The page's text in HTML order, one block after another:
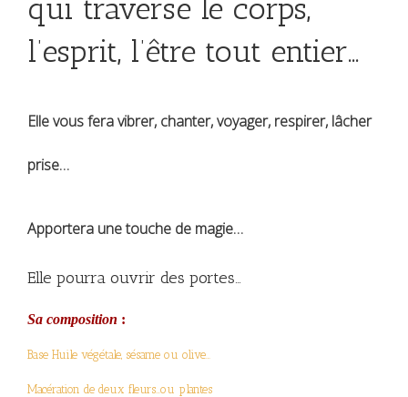
qui traverse le corps,
l’esprit, l’être tout entier…
Elle vous fera vibrer, chanter, voyager, respirer, lâcher
prise…
Apportera une touche de magie…
​Elle pourra ouvrir des portes…
Sa composition :
Base Huile végétale, sésame ou olive…
Macération de deux fleurs…ou plantes